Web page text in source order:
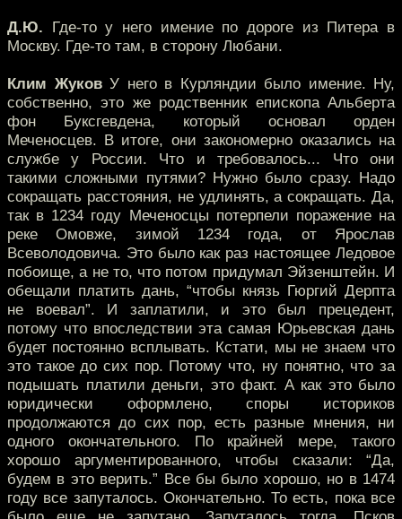
Д.Ю. Где-то у него имение по дороге из Питера в
Москву. Где-то там, в сторону Любани.
Клим ЖуковУ него в Курляндии было имение. Ну,
собственно, это же родственник епископа Альберта
фон Буксгевдена, который основал орден
Меченосцев. В итоге, они закономерно оказались на
службе у России. Что и требовалось... Что они
такими сложными путями? Нужно было сразу. Надо
сокращать расстояния, не удлинять, а сокращать. Да,
так в 1234 году Меченосцы потерпели поражение на
реке Омовже, зимой 1234 года, от Ярослав
Всеволодовича. Это было как раз настоящее Ледовое
побоище, а не то, что потом придумал Эйзенштейн. И
обещали платить дань, “чтобы князь Гюргий Дерпта
не воевал”. И заплатили, и это был прецедент,
потому что впоследствии эта самая Юрьевская дань
будет постоянно всплывать. Кстати, мы не знаем что
это такое до сих пор. Потому что, ну понятно, что за
подышать платили деньги, это факт. А как это было
юридически оформлено, споры историков
продолжаются до сих пор, есть разные мнения, ни
одного окончательного. По крайней мере, такого
хорошо аргументированного, чтобы сказали: “Да,
будем в это верить.” Все бы было хорошо, но в 1474
году все запуталось. Окончательно. То есть, пока все